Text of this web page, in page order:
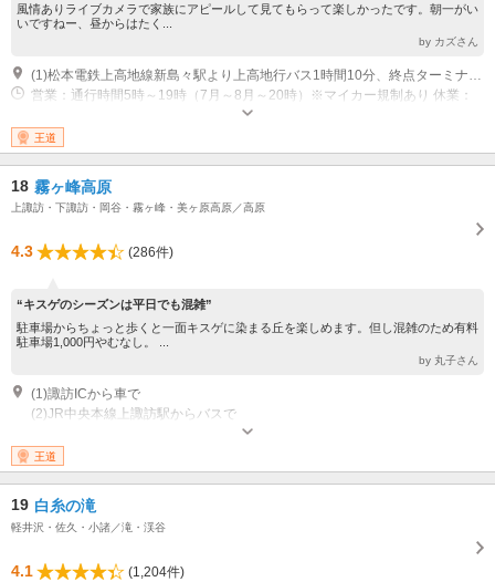
風情ありライブカメラで家族にアピールして見てもらって楽しかったです。朝一がい
いですねー、昼からはたく...
by カズさん
営業：通行時間5時～19時（7月～8月～20時）※マイカー規制あり 休業：
11月16日～翌4月下旬、開通期間中は無休
王道
18 霧ヶ峰高原
上諏訪・下諏訪・岡谷・霧ヶ峰・美ヶ原高原／高原
4.3 (286件)
“キスゲのシーズンは平日でも混雑”
駐車場からちょっと歩くと一面キスゲに染まる丘を楽しめます。但し混雑のため有料
駐車場1,000円やむなし。 ...
by 丸子さん
(1)諏訪ICから車で
(2)JR中央本線上諏訪駅からバスで
王道
19 白糸の滝
軽井沢・佐久・小諸／滝・渓谷
4.1 (1,204件)